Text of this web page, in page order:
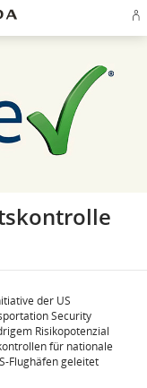
der US
Security
Risikopotenzial
für nationale
Flughäfen geleitet